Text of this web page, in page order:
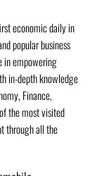
economic daily in
popular business
in empowering
in-depth knowledge
Finance,
the most visited
through all the